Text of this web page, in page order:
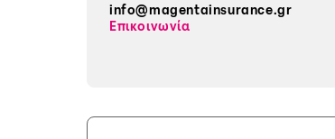
info@magentainsurance.gr
Επικοινωνία